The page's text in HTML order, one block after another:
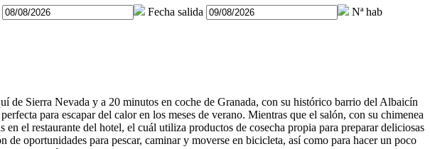
Fecha salida
Nª hab
de Sierra Nevada y a 20 minutos en coche de Granada, con su histórico barrio del Albaicín
para escapar del calor en los meses de verano. Mientras que el salón, con su chimenea
el restaurante del hotel, el cuál utiliza productos de cosecha propia para preparar deliciosas
oportunidades para pescar, caminar y moverse en bicicleta, así como para hacer un poco